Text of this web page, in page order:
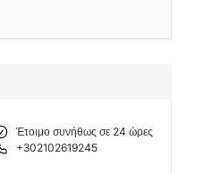
Έτοιμο συνήθως σε 24 ώρες
+302102619245